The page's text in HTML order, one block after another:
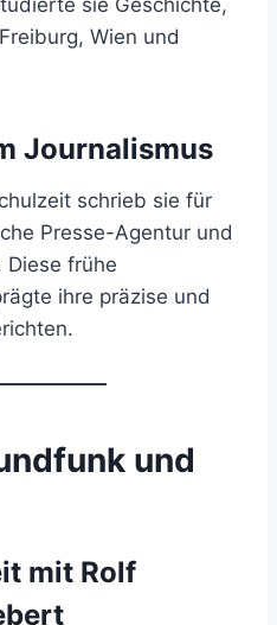
Wien und
Journalismus
schrieb sie für
Presse-Agentur und
Diese frühe
ihre präzise und
und
mit Rolf